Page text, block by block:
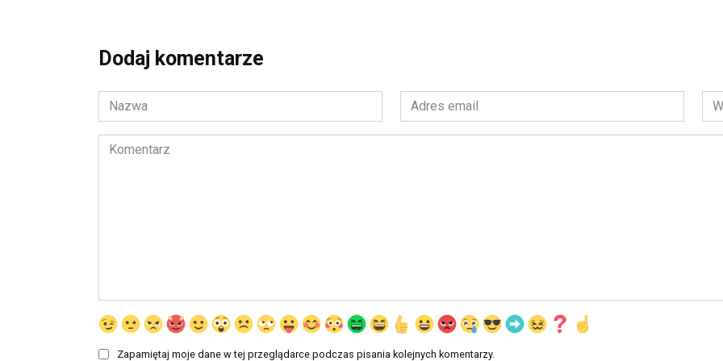
Dodaj komentarze
Nazwa
*
Adres
email
*
Komentarz
Zapamiętaj moje dane w tej przeglądarce podczas pisania kolejnych komentarzy.